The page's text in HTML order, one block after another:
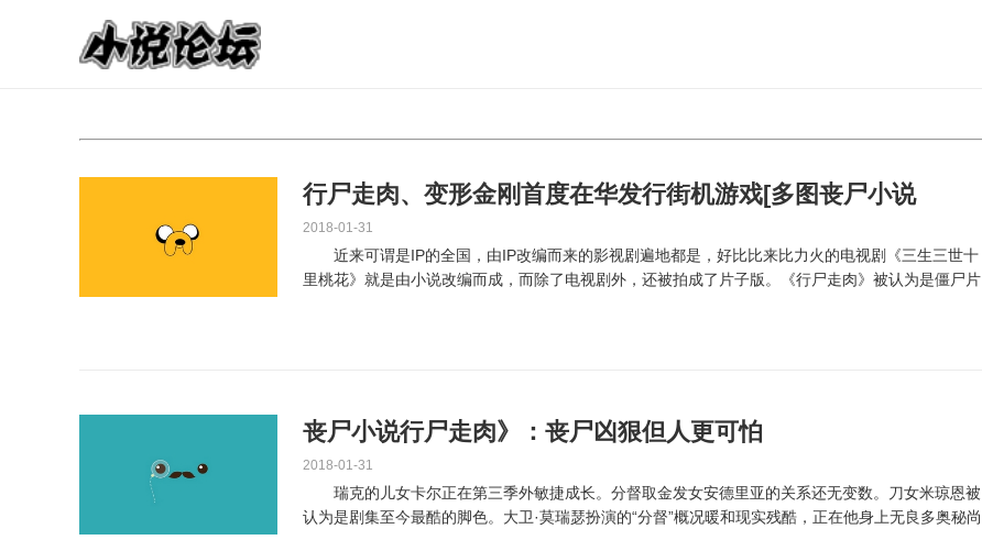
行尸走肉、变形金刚首度在华发行街机游戏[多图丧尸小说
2018-01-31
近来可谓是IP的全国，由IP改编而来的影视剧遍地都是，好比比来比力火的电视剧《三生三世十
里桃花》就是由小说改编而成，而除了电视剧外，还被拍成了片子版。《行尸走肉》被认为是僵尸片
丧尸小说行尸走肉》：丧尸凶狠但人更可怕
2018-01-31
瑞克的儿女卡尔正在第三季外敏捷成长。分督取金发女安德里亚的关系还无变数。刀女米琼恩被
认为是剧集至今最酷的脚色。大卫·莫瑞瑟扮演的“分督”概况暖和现实残酷，正在他身上无良多奥秘尚